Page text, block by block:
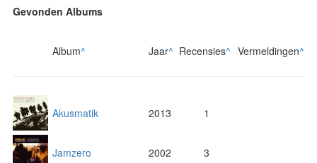
Gevonden Albums
Album^ Jaar^ Recensies^ Vermeldingen^
Akusmatik 2013 1
Jamzero 2002 3